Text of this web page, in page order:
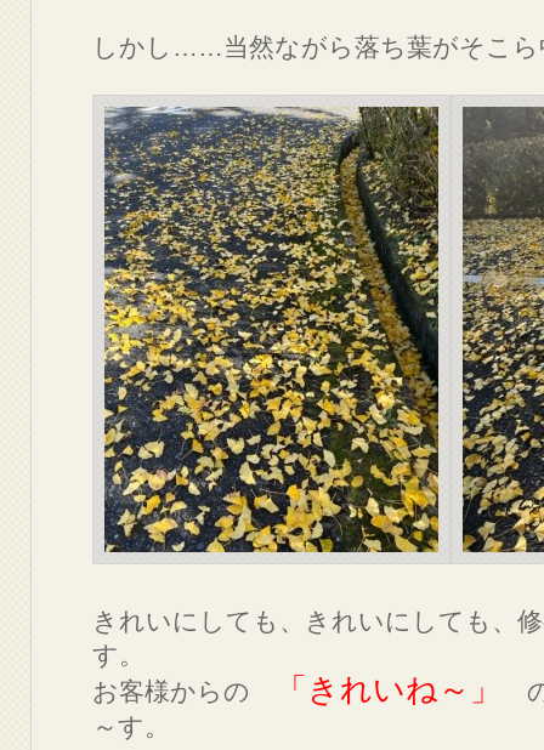
しかし……当然ながら落ち葉がそこ
きれいにしても、きれいにしても、
す。
お客様からの
「きれいね～」
～す。